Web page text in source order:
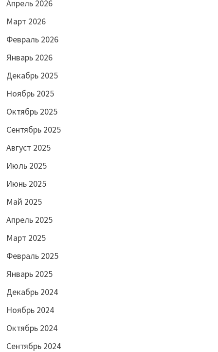
Апрель 2026
Март 2026
Февраль 2026
Январь 2026
Декабрь 2025
Ноябрь 2025
Октябрь 2025
Сентябрь 2025
Август 2025
Июль 2025
Июнь 2025
Май 2025
Апрель 2025
Март 2025
Февраль 2025
Январь 2025
Декабрь 2024
Ноябрь 2024
Октябрь 2024
Сентябрь 2024